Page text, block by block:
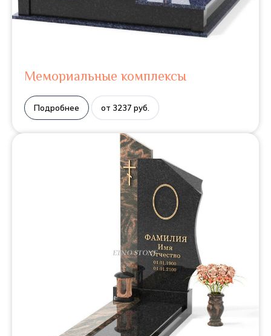
Мемориальные комплексы
Подробнее от 3237 руб.